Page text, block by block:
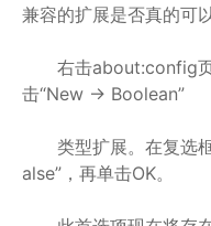
兼容的扩展是否真的可
右击about:config页
击“New -> Boolean”
类型扩展。在复选框
alse”，再单击OK。